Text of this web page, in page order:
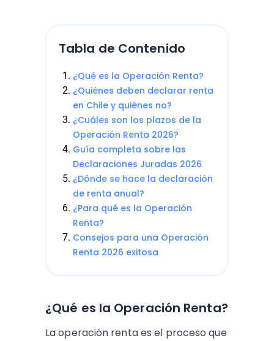
Tabla de Contenido
¿Qué es la Operación Renta?
¿Quiénes deben declarar renta
en Chile y quiénes no?
¿Cuáles son los plazos de la
Operación Renta 2026?
Guía completa sobre las
Declaraciones Juradas 2026
¿Dónde se hace la declaración
de renta anual?
¿Para qué es la Operación
Renta?
Consejos para una Operación
Renta 2026 exitosa
¿Qué es la Operación Renta?
La operación renta es el proceso que